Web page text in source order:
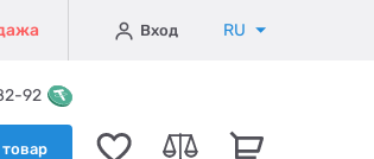
Вход RU
92